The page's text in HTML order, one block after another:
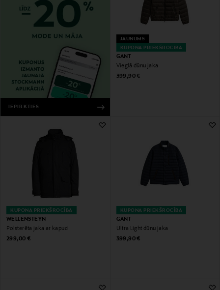
IEPIRKTIES
KUPONA PRIEKŠROCĪBA
JAUNUMS
GANT
Vieglā dūnu jaka
Original Price
399,90 €
KUPONA PRIEKŠROCĪBA
WELLENSTEYN
Polsterēta jaka ar kapuci
Original Price
299,00 €
KUPONA PRIEKŠROCĪBA
GANT
Ultra Light dūnu jaka
Original Price
399,90 €